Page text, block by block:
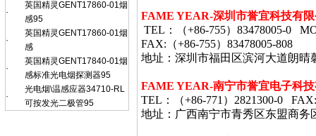
·
英国精灵GENT17860-01烟
感95
·
英国精灵GENT17860-01烟
感
·
英国精灵GENT17840-01烟
感标准光电烟探测器95
·
光电烟\温感应器34710-RL
可按发光二极管95
FAME YEAR-深圳市誉宜科技有
TEL ：（+86-755） 83478005-0
FAX: （+86-755） 83478005-808
地址：深圳市福田区滨河大道朗晴
FAME YEAR-南宁市誉宜电子科
TEL ：（+86-771 ） 2821300-0 FAX:
地址：广西南宁市青秀区东盟商务